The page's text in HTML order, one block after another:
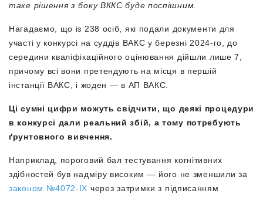
таке рішення з боку ВККС буде поспішним.
Нагадаємо, що із 238 осіб, які подали документи для
участі у конкурсі на суддів ВАКС у березні 2024-го, до
середини кваліфікаційного оцінювання дійшли лише 7,
причому всі вони претендують на місця в першій
інстанції ВАКС, і жоден — в АП ВАКС.
Ці сумні цифри можуть свідчити, що деякі процедури
в конкурсі дали реальний збій, а тому потребують
ґрунтовного вивчення.
Наприклад, пороговий бал тестування когнітивних
здібностей був надміру високим — його не зменшили за
законом №4072-IX через затримки з підписанням